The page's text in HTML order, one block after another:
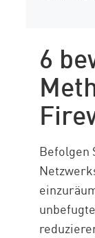
6
Befolgen